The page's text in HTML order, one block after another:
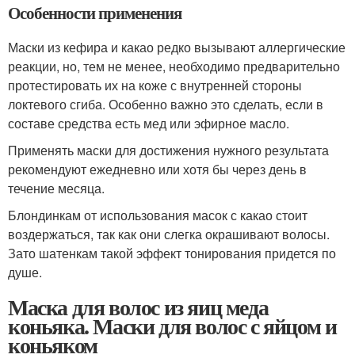
Особенности применения
Маски из кефира и какао редко вызывают аллергические
реакции, но, тем не менее, необходимо предварительно
протестировать их на коже с внутренней стороны
локтевого сгиба. Особенно важно это сделать, если в
составе средства есть мед или эфирное масло.
Применять маски для достижения нужного результата
рекомендуют ежедневно или хотя бы через день в
течение месяца.
Блондинкам от использования масок с какао стоит
воздержаться, так как они слегка окрашивают волосы.
Зато шатенкам такой эффект тонирования придется по
душе.
Маска для волос из яиц меда
коньяка. Маски для волос с яйцом и
коньяком